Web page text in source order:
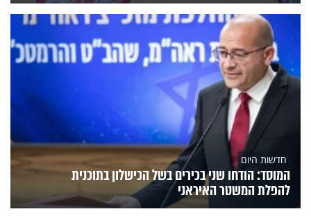
חדשות היום
המוסד: הודחו שני בכירים בשל הכישלון בתוכנית
להפלת המשטר האיראני